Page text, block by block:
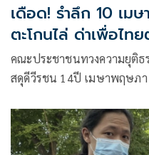
เดือด! รำลึก 10 เม
ตะโกนไล่ ด่าเพื่อไท
คณะประชาชนทวงความยุติธ
สดุดีวีรชน 14ปี เมษาพฤษภา
พฤษภา 2553